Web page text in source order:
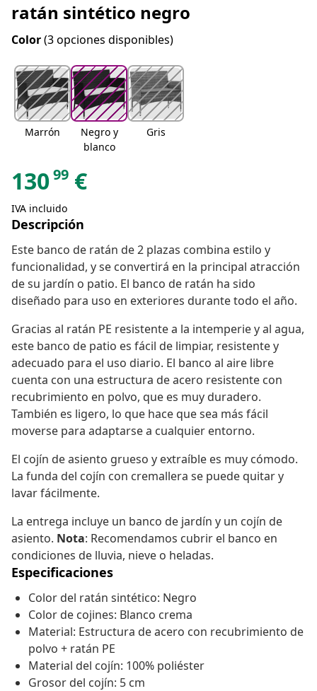
ratán sintético negro
Color(3 opciones disponibles)
Marrón
Negro y
blanco
Gris
13099 €
IVA incluido
Descripción
Este banco de ratán de 2 plazas combina estilo y
funcionalidad, y se convertirá en la principal atracción
de su jardín o patio. El banco de ratán ha sido
diseñado para uso en exteriores durante todo el año.
Gracias al ratán PE resistente a la intemperie y al agua,
este banco de patio es fácil de limpiar, resistente y
adecuado para el uso diario. El banco al aire libre
cuenta con una estructura de acero resistente con
recubrimiento en polvo, que es muy duradero.
También es ligero, lo que hace que sea más fácil
moverse para adaptarse a cualquier entorno.
El cojín de asiento grueso y extraíble es muy cómodo.
La funda del cojín con cremallera se puede quitar y
lavar fácilmente.
La entrega incluye un banco de jardín y un cojín de
asiento. Nota: Recomendamos cubrir el banco en
condiciones de lluvia, nieve o heladas.
Especificaciones
Color del ratán sintético: Negro
Color de cojines: Blanco crema
Material: Estructura de acero con recubrimiento de
polvo + ratán PE
Material del cojín: 100% poliéster
Grosor del cojín: 5 cm